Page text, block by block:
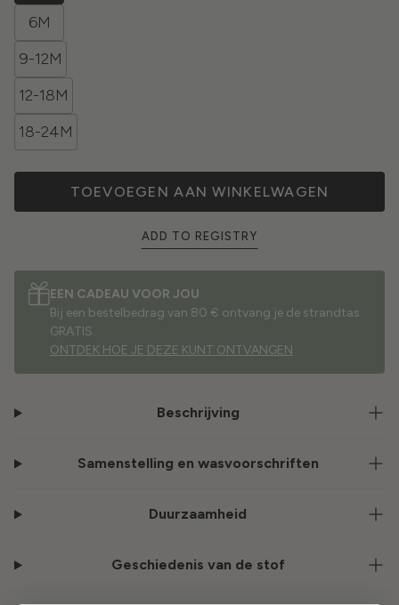
6M
9-12M
12-18M
18-24M
TOEVOEGEN AAN WINKELWAGEN
ADD TO REGISTRY
EEN CADEAU VOOR JOU
Bij een bestelbedrag van 80 € ontvang je de strandtas
GRATIS.
ONTDEK HOE JE DEZE KUNT ONTVANGEN
Beschrijving
Samenstelling en wasvoorschriften
Duurzaamheid
Geschiedenis van de stof